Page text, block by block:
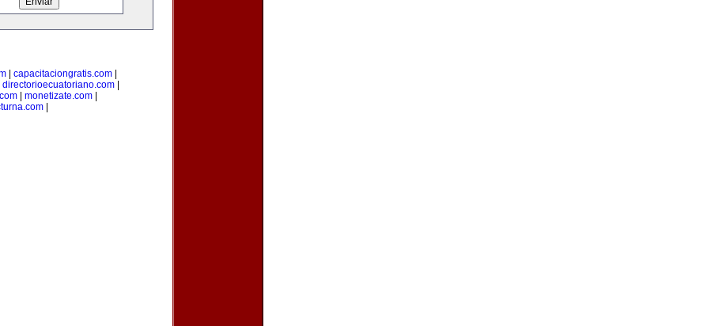
| capacitaciongratis.com|
directorioecuatoriano.com
monetizate.com
|